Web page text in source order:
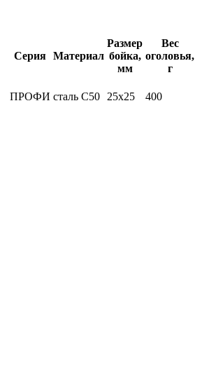
Серия Материал
Размер
бойка,
мм
Вес
оголовья,
г
ПРОФИ сталь С50 25х25 400